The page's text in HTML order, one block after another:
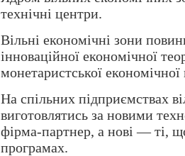
технічні центри.
Вільні економічні зони
інноваційної економічної
монетаристської
На спільних підприємствах
виготовлятись за новими
фірма-партнер, а нові — ті,
програмах.